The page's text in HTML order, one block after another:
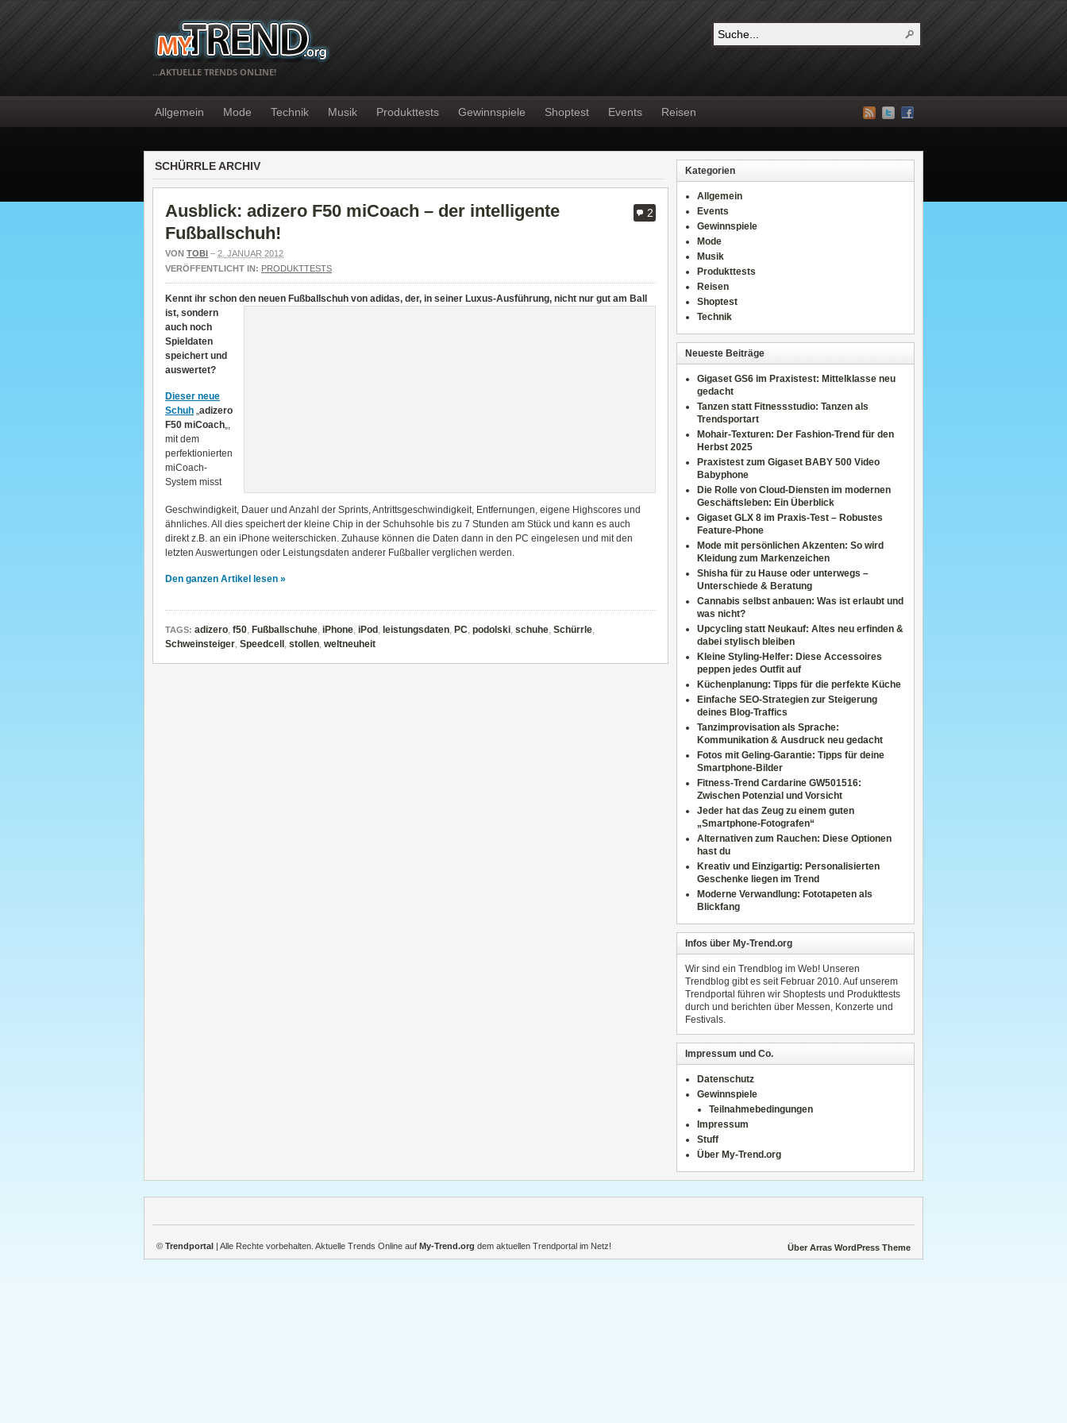
…AKTUELLE TRENDS ONLINE!
Allgemein Mode Technik Musik Produkttests Gewinnspiele Shoptest Events Reisen
SCHÜRRLE ARCHIV
2
Ausblick: adizero F50 miCoach – der intelligente
Fußballschuh!
VON TOBI – 2. JANUAR 2012
VERÖFFENTLICHT IN: PRODUKTTESTS
Kennt ihr schon den neuen Fußballschuh von adidas, der, in seiner Luxus-Ausführung, nicht nur gut am Ball
ist, sondern
auch noch
Spieldaten
speichert und
auswertet?
Dieser neue
Schuh „adizero
F50 miCoach„,
mit dem
perfektionierten
miCoach-
System misst
Geschwindigkeit, Dauer und Anzahl der Sprints, Antrittsgeschwindigkeit, Entfernungen, eigene Highscores und
ähnliches. All dies speichert der kleine Chip in der Schuhsohle bis zu 7 Stunden am Stück und kann es auch
direkt z.B. an ein iPhone weiterschicken. Zuhause können die Daten dann in den PC eingelesen und mit den
letzten Auswertungen oder Leistungsdaten anderer Fußballer verglichen werden.
Den ganzen Artikel lesen »
TAGS: adizero, f50, Fußballschuhe, iPhone, iPod , leistungsdaten, PC, podolski, schuhe, Schürrle,
Schweinsteiger, Speedcell , stollen, weltneuheit
Kategorien
Allgemein
Events
Gewinnspiele
Mode
Musik
Produkttests
Reisen
Shoptest
Technik
Neueste Beiträge
Gigaset GS6 im Praxistest: Mittelklasse neu
gedacht
Tanzen statt Fitnessstudio: Tanzen als
Trendsportart
Mohair-Texturen: Der Fashion-Trend für den
Herbst 2025
Praxistest zum Gigaset BABY 500 Video
Babyphone
Die Rolle von Cloud-Diensten im modernen
Geschäftsleben: Ein Überblick
Gigaset GLX 8 im Praxis-Test – Robustes
Feature-Phone
Mode mit persönlichen Akzenten: So wird
Kleidung zum Markenzeichen
Shisha für zu Hause oder unterwegs –
Unterschiede & Beratung
Cannabis selbst anbauen: Was ist erlaubt und
was nicht?
Upcycling statt Neukauf: Altes neu erfinden &
dabei stylisch bleiben
Kleine Styling-Helfer: Diese Accessoires
peppen jedes Outfit auf
Küchenplanung: Tipps für die perfekte Küche
Einfache SEO-Strategien zur Steigerung
deines Blog-Traffics
Tanzimprovisation als Sprache:
Kommunikation & Ausdruck neu gedacht
Fotos mit Geling-Garantie: Tipps für deine
Smartphone-Bilder
Fitness-Trend Cardarine GW501516:
Zwischen Potenzial und Vorsicht
Jeder hat das Zeug zu einem guten
„Smartphone-Fotografen“
Alternativen zum Rauchen: Diese Optionen
hast du
Kreativ und Einzigartig: Personalisierten
Geschenke liegen im Trend
Moderne Verwandlung: Fototapeten als
Blickfang
Infos über My-Trend.org
Wir sind ein Trendblog im Web! Unseren
Trendblog gibt es seit Februar 2010. Auf unserem
Trendportal führen wir Shoptests und Produkttests
durch und berichten über Messen, Konzerte und
Festivals.
Impressum und Co.
Datenschutz
Gewinnspiele
Teilnahmebedingungen
Impressum
Stuff
Über My-Trend.org
Über Arras WordPress Theme
© Trendportal | Alle Rechte vorbehalten. Aktuelle Trends Online auf My-Trend.org dem aktuellen Trendportal im Netz!